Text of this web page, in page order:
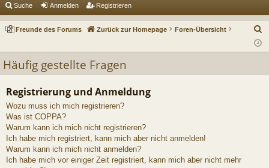
ch
ne
riff
or
en un
s
m
n
ist
rie
n
Suche Anmelden Registrieren
Freunde des Forums Zurück zur Homepage Foren-Übersicht
Häufig gestellte Fragen
Registrierung und Anmeldung
Wozu muss ich mich registrieren?
Was ist COPPA?
Warum kann ich mich nicht registrieren?
Ich habe mich registriert, kann mich aber nicht anmelden!
Warum kann ich mich nicht anmelden?
Ich habe mich vor einiger Zeit registriert, kann mich aber nicht mehr